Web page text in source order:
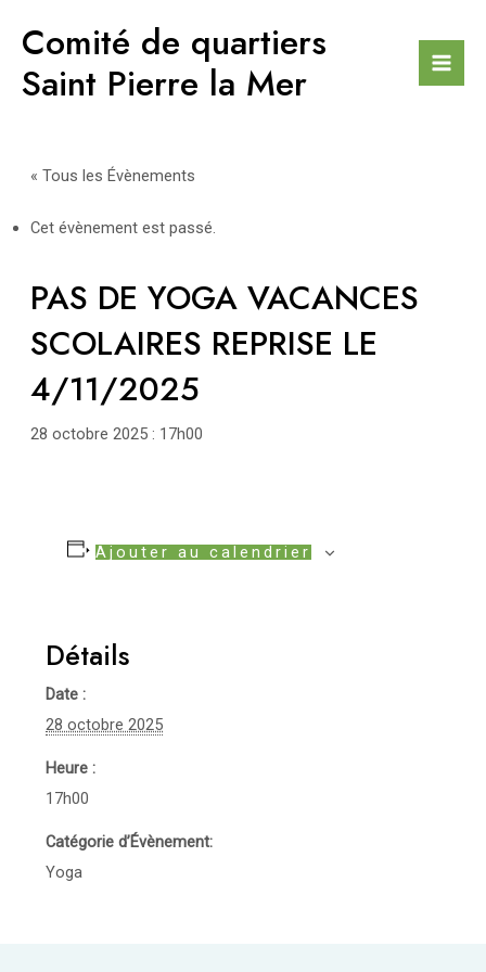
Comité de quartiers
Saint Pierre la Mer
« Tous les Évènements
Cet évènement est passé.
PAS DE YOGA VACANCES
SCOLAIRES REPRISE LE
4/11/2025
28 octobre 2025 : 17h00
Ajouter au calendrier
Détails
Date :
28 octobre 2025
Heure :
17h00
Catégorie d’Évènement:
Yoga